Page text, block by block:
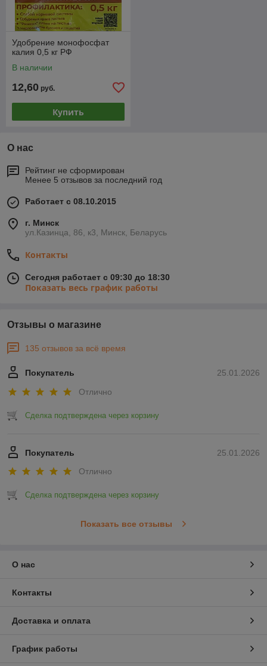
Удобрение монофосфат
калия 0,5 кг РФ
В наличии
12,60 руб.
Купить
О нас
Рейтинг не сформирован
Менее 5 отзывов за последний год
Работает с 08.10.2015
г. Минск
ул.Казинца, 86, к3, Минск, Беларусь
Контакты
Сегодня работает с 09:30 до 18:30
Показать весь график работы
Отзывы о магазине
135 отзывов за всё время
25.01.2026
Покупатель
Отлично
Сделка подтверждена через корзину
25.01.2026
Покупатель
Отлично
Сделка подтверждена через корзину
Показать все отзывы
О нас
Контакты
Доставка и оплата
График работы